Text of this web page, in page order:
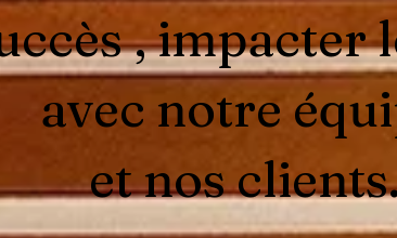
, impacter
avec notre
et nos